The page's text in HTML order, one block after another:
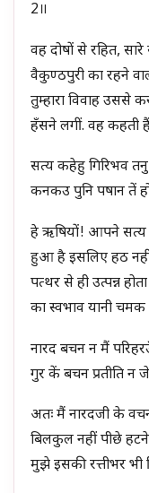
2॥
वह दोषों से रहित,
वैकुण्ठपुरी का रहने
तुम्हारा विवाह उससे
हँसने लगीं. वह कहती
सत्य कहेहु गिरिभव
कनकउ पुनि पषान तें
हे ऋषियों! आपने सत्य
हुआ है इसलिए हठ नहीं
पत्थर से ही उत्पन्न
का स्वभाव यानी चमक
नारद बचन न मैं
गुर कें बचन प्रतीति न
अतः मैं नारदजी के
बिलकुल नहीं पीछे
मुझे इसकी रत्तीभर भी